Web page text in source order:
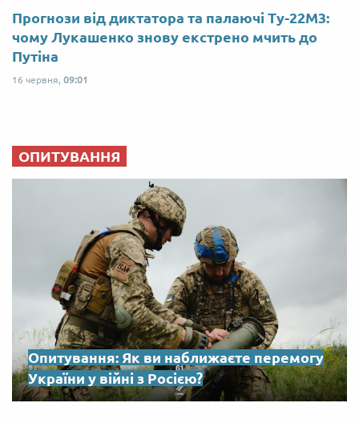
Прогнози від диктатора та палаючі Ту-22М3:
чому Лукашенко знову екстрено мчить до
Путіна
16 червня, 09:01
ОПИТУВАННЯ
Опитування: Як ви наближаєте перемогу
України у війні з Росією?